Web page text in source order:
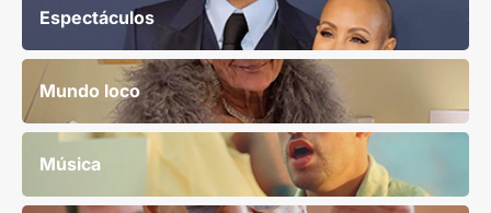
Espectáculos
Mundo loco
Música